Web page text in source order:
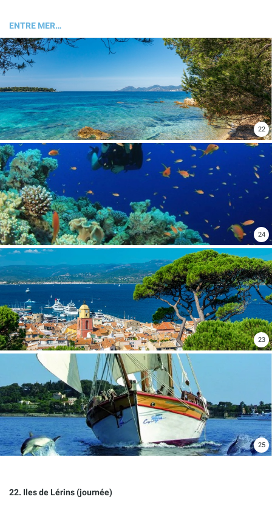
ENTRE MER…
22
24
23
25
22. Iles de Lérins (journée)